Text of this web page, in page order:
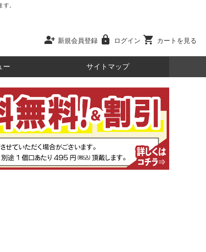
。
person_add 新規会員登録 lock ログイン shopping_cart カートを見る
ー サイトマップ